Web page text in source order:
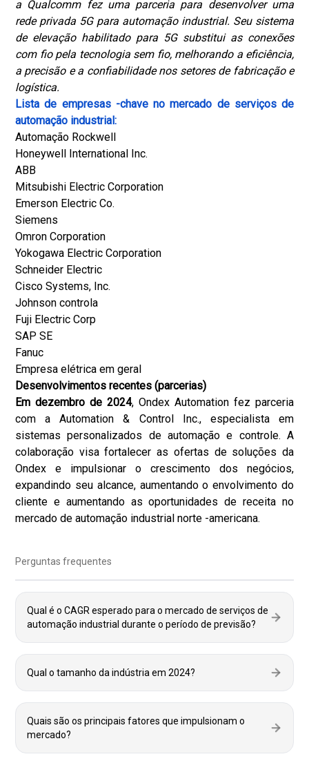
a Qualcomm fez uma parceria para desenvolver uma
rede privada 5G para automação industrial. Seu sistema
de elevação habilitado para 5G substitui as conexões
com fio pela tecnologia sem fio, melhorando a eficiência,
a precisão e a confiabilidade nos setores de fabricação e
logística.
Lista de empresas -chave no mercado de serviços de
automação industrial:
Automação Rockwell
Honeywell International Inc.
ABB
Mitsubishi Electric Corporation
Emerson Electric Co.
Siemens
Omron Corporation
Yokogawa Electric Corporation
Schneider Electric
Cisco Systems, Inc.
Johnson controla
Fuji Electric Corp
SAP SE
Fanuc
Empresa elétrica em geral
Desenvolvimentos recentes (parcerias)
Em dezembro de 2024, Ondex Automation fez parceria
com a Automation & Control Inc., especialista em
sistemas personalizados de automação e controle. A
colaboração visa fortalecer as ofertas de soluções da
Ondex e impulsionar o crescimento dos negócios,
expandindo seu alcance, aumentando o envolvimento do
cliente e aumentando as oportunidades de receita no
mercado de automação industrial norte -americana.
Perguntas frequentes
Qual é o CAGR esperado para o mercado de serviços de
automação industrial durante o período de previsão?
Qual o tamanho da indústria em 2024?
Quais são os principais fatores que impulsionam o
mercado?